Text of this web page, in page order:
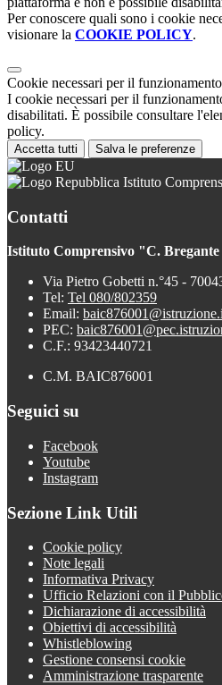
Per conoscere quali sono i cookie
visionare la COOKIE POLICY.
Cookie necessari per il funzionamento
I cookie necessari per il
disabilitati. È possibile consultare
policy.
Accetta tutti Salva le preferenze
Istituto
Contatti
Istituto Comprensivo "C.
Via Pietro Gobetti n.°45 -
Tel: Tel 080/802359
Email:
PEC:
C.F.: 93423440721
C.M. BAIC876001
Seguici su
Facebook
Youtube
Instagram
Sezione Link Utili
Cookie policy
Note legali
Informativa Privacy
Ufficio Relazioni con il
Dichiarazione di accessibilità
Obiettivi di accessibilità
Whistleblowing
Gestione consensi cookie
Amministrazione trasparente